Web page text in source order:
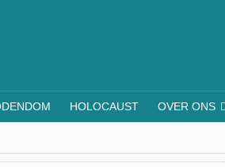
HOLOCAUST OVER ONS